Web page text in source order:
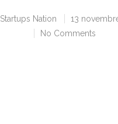
Startups Nation
13
No Comments